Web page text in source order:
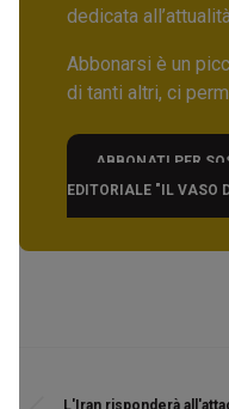
dedicata
Abbonarsi è un
di tanti altri, ci
ABBONATI PER
EDITORIALE "IL VASO
L'Iran risponderà